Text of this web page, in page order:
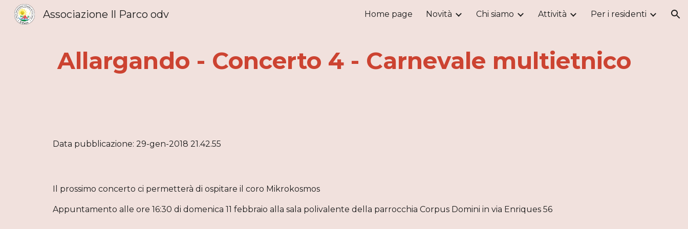
Skip to navigation
Associazione Il Parco odv Home page Novità Chi siamo Attività Per i residenti
Allargando - Concerto 4 - Carnevale multietnico
Data pubblicazione: 29-gen-2018 21.42.55
Il prossimo concerto ci permetterà di ospitare il coro Mikrokosmos
Appuntamento alle ore 16:30 di domenica 11 febbraio alla sala polivalente della parrocchia Corpus Domini in via Enriques 56